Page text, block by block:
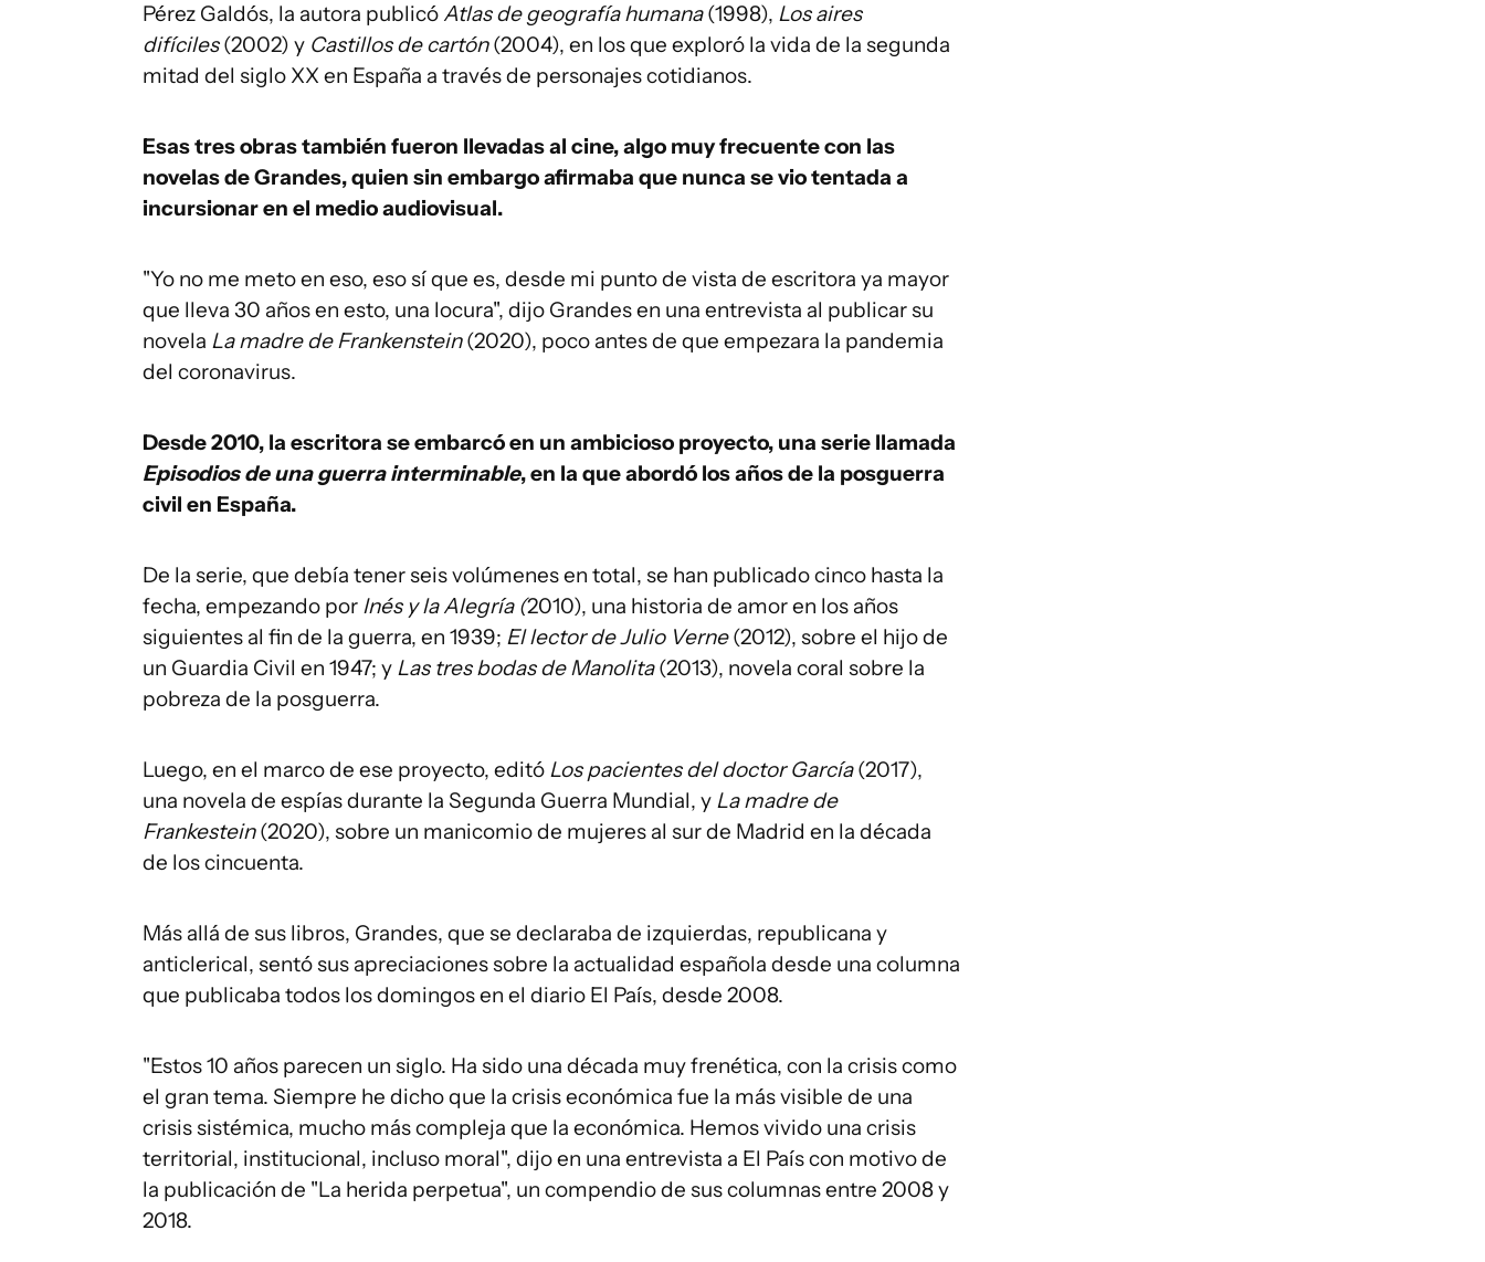
Pérez Galdós, la autora publicó Atlas de geografía humana(1998), Los aires
difíciles(2002) y Castillos de cartón(2004), en los que exploró la vida de la segunda
mitad del siglo XX en España a través de personajes cotidianos.
Esas tres obras también fueron llevadas al cine, algo muy frecuente con las
novelas de Grandes, quien sin embargo afirmaba que nunca se vio tentada a
incursionar en el medio audiovisual.
"Yo no me meto en eso, eso sí que es, desde mi punto de vista de escritora ya mayor
que lleva 30 años en esto, una locura", dijo Grandes en una entrevista al publicar su
novela La madre de Frankenstein(2020), poco antes de que empezara la pandemia
del coronavirus.
Desde 2010, la escritora se embarcó en un ambicioso proyecto, una serie llamada
Episodios de una guerra interminable, en la que abordó los años de la posguerra
civil en España.
De la serie, que debía tener seis volúmenes en total, se han publicado cinco hasta la
fecha, empezando por Inés y la Alegría (2010), una historia de amor en los años
siguientes al fin de la guerra, en 1939; El lector de Julio Verne(2012), sobre el hijo de
un Guardia Civil en 1947; y Las tres bodas de Manolita(2013), novela coral sobre la
pobreza de la posguerra.
Luego, en el marco de ese proyecto, editó Los pacientes del doctor García(2017),
una novela de espías durante la Segunda Guerra Mundial, y La madre de
Frankestein(2020), sobre un manicomio de mujeres al sur de Madrid en la década
de los cincuenta.
Más allá de sus libros, Grandes, que se declaraba de izquierdas, republicana y
anticlerical, sentó sus apreciaciones sobre la actualidad española desde una columna
que publicaba todos los domingos en el diario El País, desde 2008.
"Estos 10 años parecen un siglo. Ha sido una década muy frenética, con la crisis como
el gran tema. Siempre he dicho que la crisis económica fue la más visible de una
crisis sistémica, mucho más compleja que la económica. Hemos vivido una crisis
territorial, institucional, incluso moral", dijo en una entrevista a El País con motivo de
la publicación de "La herida perpetua", un compendio de sus columnas entre 2008 y
2018.